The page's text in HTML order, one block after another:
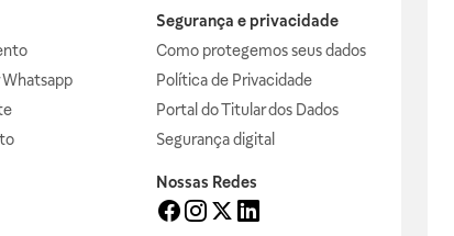
Whatsapp
Segurança e privacidade
Como protegemos seus dados
Política de Privacidade
Portal do Titular dos Dados
Segurança digital
Nossas Redes